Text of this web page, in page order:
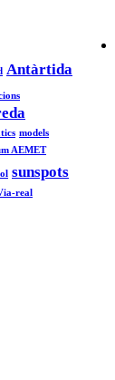
Antàrtida
models
AEMET
sunspots
real